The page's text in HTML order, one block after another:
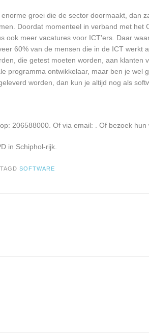
groei die de sector doormaakt, dan
Doordat momenteel in verband met het
meer vacatures voor ICT’ers. Daar
60% van de mensen die in de ICT werkt
die getest moeten worden, aan klanten
programma ontwikkelaar, maar ben je wel
worden, dan kun je altijd nog als
206588000. Of via email: . Of bezoek
in Schiphol-rijk.
SOFTWARE